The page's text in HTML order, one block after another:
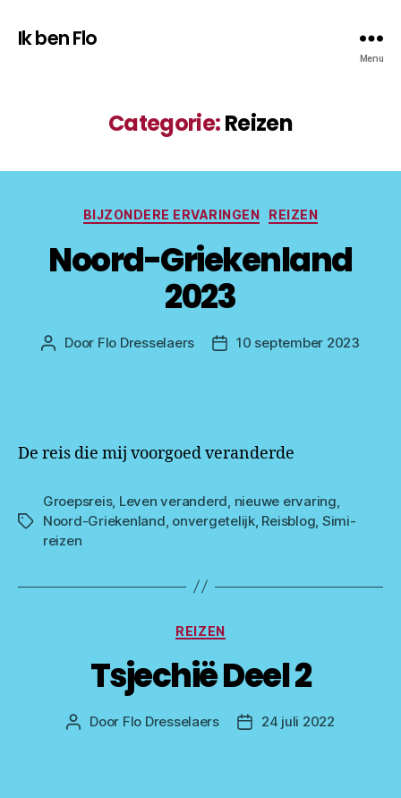
Ik ben Flo
Menu
Categorie:Reizen
Categorieën
BIJZONDERE ERVARINGEN REIZEN
Noord-Griekenland
2023
Bericht
Door Flo Dresselaers Berichtdatum
10 september 2023
De reis die mij voorgoed veranderde
Tags
Groepsreis, Leven veranderd nieuwe ervaring
Noord-Griekenland onvergetelijk, Reisblog Simi-
reizen
Categorieën
REIZEN
Tsjechië Deel 2
Bericht
Door Flo Dresselaers Berichtdatum
24 juli 2022